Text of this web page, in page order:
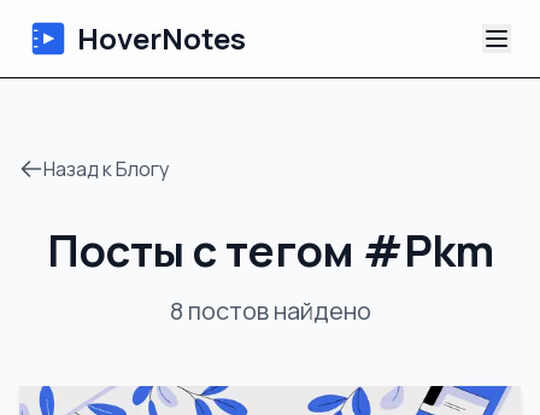
HoverNotes
ИИ-видеоконспекты
Уроки
Назад к Блогу
Посты с тегом #Pkm
8 постов найдено